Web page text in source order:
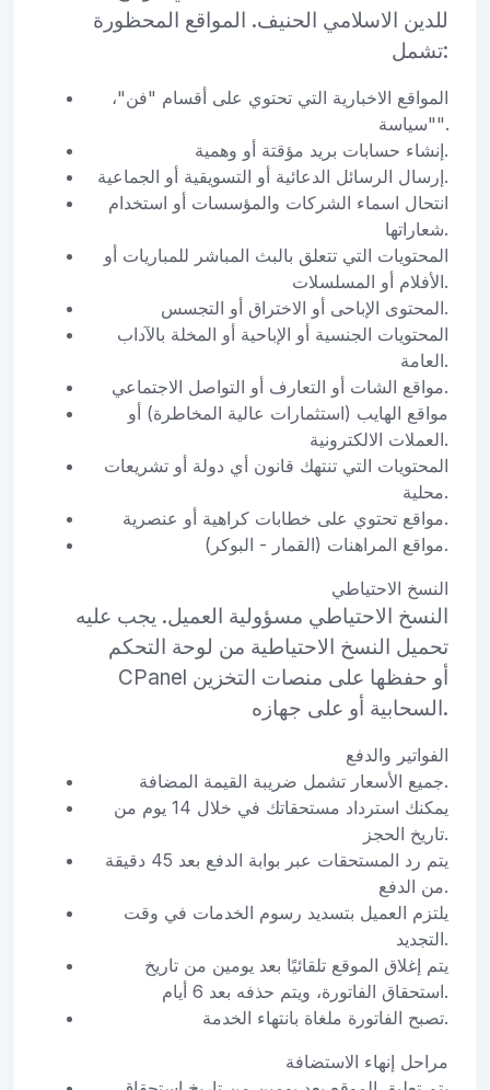
للدين الاسلامي الحنيف. المواقع المحظورة
تشمل:
المواقع الاخبارية التي تحتوي على أقسام "فن"،
"سياسة".
إنشاء حسابات بريد مؤقتة أو وهمية.
إرسال الرسائل الدعائية أو التسويقية أو الجماعية.
انتحال اسماء الشركات والمؤسسات أو استخدام
شعاراتها.
المحتويات التي تتعلق بالبث المباشر للمباريات أو
الأفلام أو المسلسلات.
المحتوى الإباحى أو الاختراق أو التجسس.
المحتويات الجنسية أو الإباحية أو المخلة بالآداب
العامة.
مواقع الشات أو التعارف أو التواصل الاجتماعي.
مواقع الهايب (استثمارات عالية المخاطرة) أو
العملات الالكترونية.
المحتويات التي تنتهك قانون أي دولة أو تشريعات
محلية.
مواقع تحتوي على خطابات كراهية أو عنصرية.
مواقع المراهنات (القمار - البوكر).
النسخ الاحتياطي
النسخ الاحتياطي مسؤولية العميل. يجب عليه
تحميل النسخ الاحتياطية من لوحة التحكم
CPanel أو حفظها على منصات التخزين
السحابية أو على جهازه.
الفواتير والدفع
جميع الأسعار تشمل ضريبة القيمة المضافة.
يمكنك استرداد مستحقاتك في خلال 14 يوم من
تاريخ الحجز.
يتم رد المستحقات عبر بوابة الدفع بعد 45 دقيقة
من الدفع.
يلتزم العميل بتسديد رسوم الخدمات في وقت
التجديد.
يتم إغلاق الموقع تلقائيًا بعد يومين من تاريخ
استحقاق الفاتورة، ويتم حذفه بعد 6 أيام.
تصبح الفاتورة ملغاة بانتهاء الخدمة.
مراحل إنهاء الاستضافة